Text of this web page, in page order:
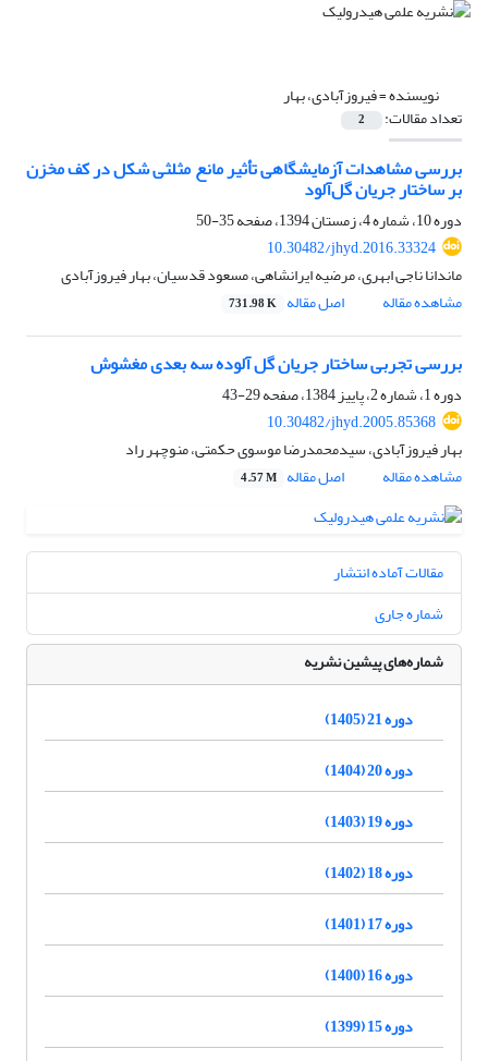
نویسنده =فیروزآبادی، بهار
تعداد مقالات: 2
بررسی مشاهدات آزمایشگاهی تأثیر مانع مثلثی شکل در کف مخزن
بر ساختار جریان گل‌آلود
دوره 10، شماره 4، زمستان 1394، صفحه
35-50
10.30482/jhyd.2016.33324
ماندانا ناجی ابهری، مرضیه ایرانشاهی، مسعود قدسیان، بهار فیروزآبادی
مشاهده مقاله
اصل مقاله 731.98 K
بررسی تجربی ساختار جریان گل آلوده سه بعدی مغشوش
دوره 1، شماره 2، پاییز 1384، صفحه
29-43
10.30482/jhyd.2005.85368
بهار فیروزآبادی، سیدمحمدرضا موسوی حکمتی، منوچهر راد
مشاهده مقاله
اصل مقاله 4.57 M
مقالات آماده انتشار
شماره جاری
شماره‌های پیشین نشریه
دوره 21 (1405)
دوره 20 (1404)
دوره 19 (1403)
دوره 18 (1402)
دوره 17 (1401)
دوره 16 (1400)
دوره 15 (1399)